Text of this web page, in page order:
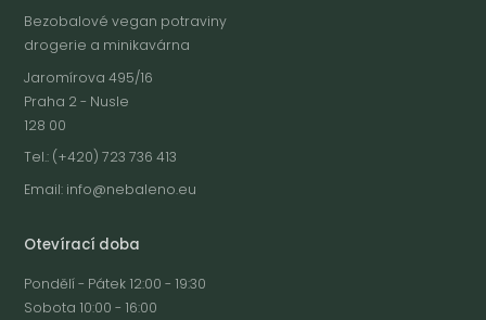
Bezobalové vegan potraviny
drogerie a minikavárna
Jaromírova 495/16
Praha 2 - Nusle
128 00
Tel.: (+420) 723 736 413
Email: info@nebaleno.eu
Otevírací doba
Pondělí - Pátek 12:00 - 19:30
Sobota 10:00 - 16:00